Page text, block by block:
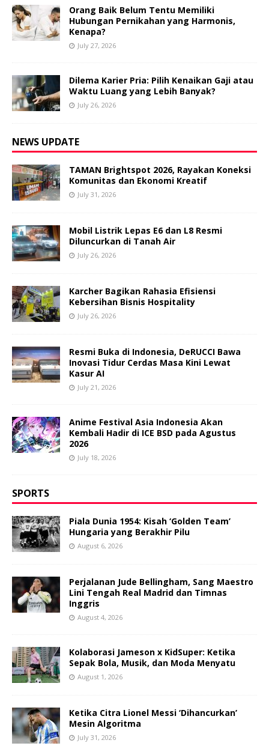
Orang Baik Belum Tentu Memiliki
Hubungan Pernikahan yang Harmonis,
Kenapa?
July 27, 2026
Dilema Karier Pria: Pilih Kenaikan Gaji atau
Waktu Luang yang Lebih Banyak?
July 26, 2026
NEWS UPDATE
TAMAN Brightspot 2026, Rayakan Koneksi
Komunitas dan Ekonomi Kreatif
July 31, 2026
Mobil Listrik Lepas E6 dan L8 Resmi
Diluncurkan di Tanah Air
July 26, 2026
Karcher Bagikan Rahasia Efisiensi
Kebersihan Bisnis Hospitality
July 26, 2026
Resmi Buka di Indonesia, DeRUCCI Bawa
Inovasi Tidur Cerdas Masa Kini Lewat
Kasur AI
July 21, 2026
Anime Festival Asia Indonesia Akan
Kembali Hadir di ICE BSD pada Agustus
2026
July 18, 2026
SPORTS
Piala Dunia 1954: Kisah ‘Golden Team’
Hungaria yang Berakhir Pilu
August 6, 2026
Perjalanan Jude Bellingham, Sang Maestro
Lini Tengah Real Madrid dan Timnas
Inggris
August 4, 2026
Kolaborasi Jameson x KidSuper: Ketika
Sepak Bola, Musik, dan Moda Menyatu
August 1, 2026
Ketika Citra Lionel Messi ‘Dihancurkan’
Mesin Algoritma
July 31, 2026